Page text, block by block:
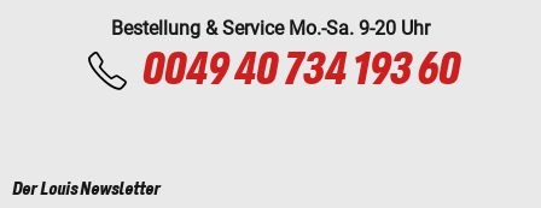
Bestellung & Service Mo.-Sa. 9-20 Uhr
0049 40 734 193 60
Der Louis Newsletter